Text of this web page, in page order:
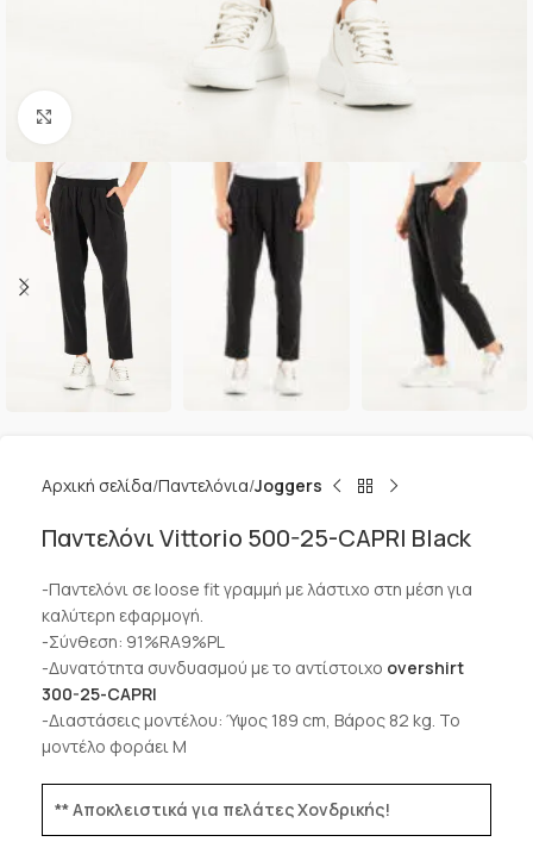
Αρχική σελίδα Παντελόνια Joggers
Παντελόνι Vittorio 500-25-CAPRI Black
-Παντελόνι σε loose fit γραμμή με λάστιχο στη μέση για
καλύτερη εφαρμογή.
-Σύνθεση: 91%RA9%PL
-Δυνατότητα συνδυασμού με το αντίστοιχο overshirt
300-25-CAPRI
-Διαστάσεις μοντέλου: Ύψος 189 cm, Βάρος 82 kg. Το
μοντέλο φοράει M
** Αποκλειστικά για πελάτες Χονδρικής!